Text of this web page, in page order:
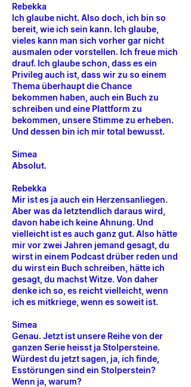
Rebekka
Ich glaube nicht. Also doch, ich bin so
bereit, wie ich sein kann. Ich glaube,
vieles kann man sich vorher gar nicht
ausmalen oder vorstellen. Ich freue mich
drauf. Ich glaube schon, dass es ein
Privileg auch ist, dass wir zu so einem
Thema überhaupt die Chance
bekommen haben, auch ein Buch zu
schreiben und eine Plattform zu
bekommen, unsere Stimme zu erheben.
Und dessen bin ich mir total bewusst.
Simea
Absolut.
Rebekka
Mir ist es ja auch ein Herzensanliegen.
Aber was da letztendlich daraus wird,
davon habe ich keine Ahnung. Und
vielleicht ist es auch ganz gut. Also hätte
mir vor zwei Jahren jemand gesagt, du
wirst in einem Podcast drüber reden und
du wirst ein Buch schreiben, hätte ich
gesagt, du machst Witze. Von daher
denke ich so, es reicht vielleicht, wenn
ich es mitkriege, wenn es soweit ist.
Simea
Genau. Jetzt ist unsere Reihe von der
ganzen Serie heisst ja Stolpersteine.
Würdest du jetzt sagen, ja, ich finde,
Esstörungen sind ein Stolperstein?
Wenn ja, warum?